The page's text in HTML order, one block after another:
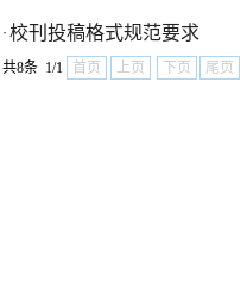
· 校刊投稿格式规范要求
共8条 1/1 首页 上页 下页 尾页